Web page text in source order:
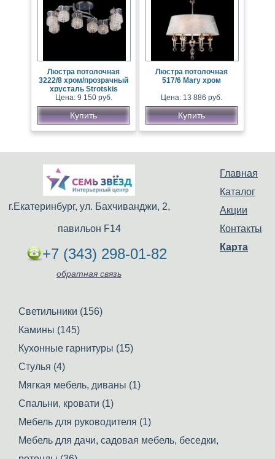
Люстра потолочная
3222/8 хром/прозрачный
хрусталь Strotskis
Цена: 9 150 руб.
Купить
Люстра потолочная
517/6 Mary хром
Цена: 13 886 руб.
Купить
Главная
Каталог
Акции
Контакты
Карта
г.Екатеринбург, ул. Бахчиванджи, 2,
павильон F14
+7 (343) 298-01-82
обратная связь
Светильники (156)
Камины (145)
Кухонные гарнитуры (15)
Стулья (4)
Мягкая мебель, диваны (1)
Спальни, кровати (1)
Мебель для руководителя (1)
Мебель для дачи, садовая мебель, беседки,